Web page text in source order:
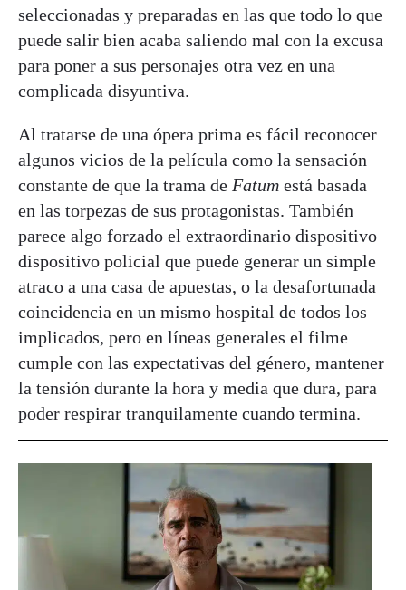
seleccionadas y preparadas en las que todo lo que
puede salir bien acaba saliendo mal con la excusa
para poner a sus personajes otra vez en una
complicada disyuntiva.
Al tratarse de una ópera prima es fácil reconocer
algunos vicios de la película como la sensación
constante de que la trama de Fatum está basada
en las torpezas de sus protagonistas. También
parece algo forzado el extraordinario dispositivo
dispositivo policial que puede generar un simple
atraco a una casa de apuestas, o la desafortunada
coincidencia en un mismo hospital de todos los
implicados, pero en líneas generales el filme
cumple con las expectativas del género, mantener
la tensión durante la hora y media que dura, para
poder respirar tranquilamente cuando termina.